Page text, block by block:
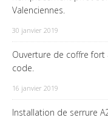
Valenciennes.
30 janvier 2019
Ouverture de coffre fort
code.
16 janvier 2019
Installation de serrure